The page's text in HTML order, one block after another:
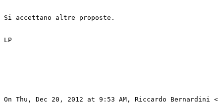
Si accettano altre proposte.
LP
On Thu, Dec 20, 2012 at 9:53 AM, Riccardo Bernardini <